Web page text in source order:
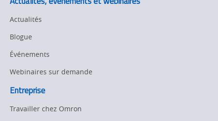
Actualités
Blogue
Événements
Webinaires sur demande
Entreprise
Travailler chez Omron